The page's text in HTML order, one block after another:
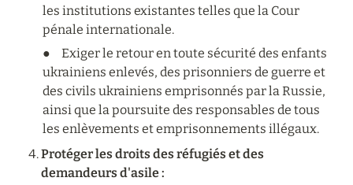
les institutions existantes telles que la Cour
pénale internationale.
●	Exiger le retour en toute sécurité des enfants
ukrainiens enlevés, des prisonniers de guerre et
des civils ukrainiens emprisonnés par la Russie,
ainsi que la poursuite des responsables de tous
les enlèvements et emprisonnements illégaux.
Protéger les droits des réfugiés et des
demandeurs d'asile :